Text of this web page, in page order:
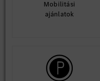
Mobilitási
ajánlatok